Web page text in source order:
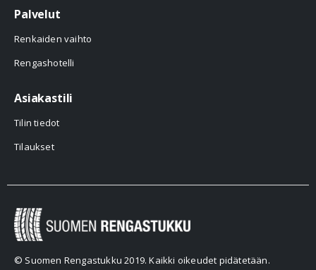
Palvelut
Renkaiden vaihto
Rengashotelli
Asiakastili
Tilin tiedot
Tilaukset
© Suomen Rengastukku 2019. Kaikki oikeudet pidätetään.